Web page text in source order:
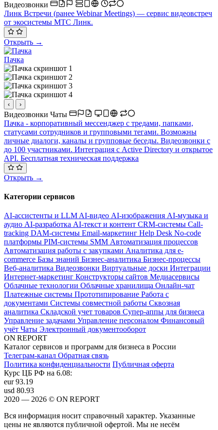
Видеозвонки
Линк Встречи (ранее Webinar Meetings) — сервис видеовстреч
от экосистемы МТС Линк.
Открыть →
Пачка
‹ ›
Видеозвонки Чаты
Пачка - корпоративный мессенджер с тредами, папками,
статусами сотрудников и групповыми тегами. Возможны
личные диалоги, каналы и групповые беседы. Видеозвонки с
до 100 участниками. Интеграция с Active Directory и открытое
API. Бесплатная техническая поддержка
Открыть →
Категории сервисов
AI-ассистенты и LLMAI-видео AI-изображения AI-музыка и
аудио AI-разработка AI-текст и контент CRM-системы Call-
tracking DAM-системы Email-маркетинг Help Desk No-code
платформы PIM-системы SMM Автоматизация процессов
Автоматизация работы с закупками Аналитика для e-
commerce Базы знаний Бизнес-аналитика Бизнес-процессы
Веб-аналитика Видеозвонки Виртуальные доски Интеграции
Интернет-маркетинг Конструкторы сайтов Медиасервисы
Облачные технологии Облачные хранилища Онлайн-чат
Платежные системы Прототипирование Работа с
документами Системы совместной работы Сквозная
аналитика Складской учет товаров Супер-аппы для бизнеса
Управление задачами Управление персоналом Финансовый
учёт Чаты Электронный документооборот
ON REPORT
Каталог сервисов и программ для бизнеса в России
Телеграм-канал Обратная связь
Политика конфиденциальности Публичная оферта
Курс ЦБ РФ на 6.08:
eur93.19
usd 80.93
2020 — 2026 © ON REPORT
Вся информация носит справочный характер. Указанные
цены не являются публичной офертой. Мы не несём